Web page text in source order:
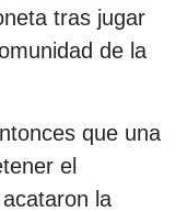
tras jugar
de la
que una
el
la